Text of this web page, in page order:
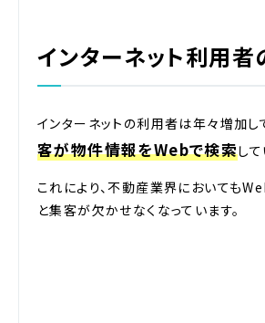
インターネット利用者
インターネットの利用者は年々増加し
客が物件情報をWebで検索して
これにより、不動産業界においても
と集客が欠かせなくなっています。